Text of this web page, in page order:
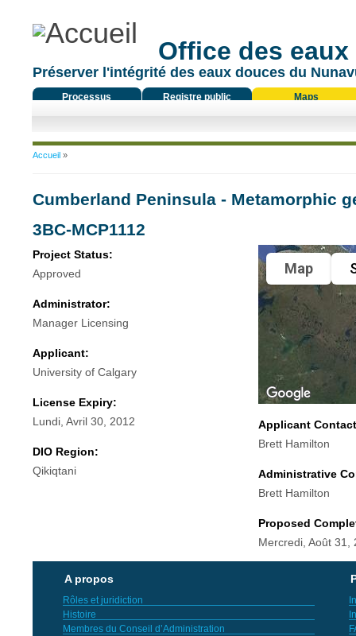
Office des
Préserver l'intégrité des eaux douces du
Processus
Registre public Maps
Vous êtes ici
Accueil»
Cumberland Peninsula - Metamorphic
3BC-MCP1112
Project Status:
Approved
Administrator:
Manager Licensing
Applicant:
University of Calgary
License Expiry:
Lundi, Avril 30, 2012
DIO Region:
Qikiqtani
Map
Applicant
Brett Hamilton
Administrative
Brett Hamilton
Proposed
Mercredi, Août 31,
A propos
Rôles et juridiction
Histoire
Membres du Conseil d’Administration